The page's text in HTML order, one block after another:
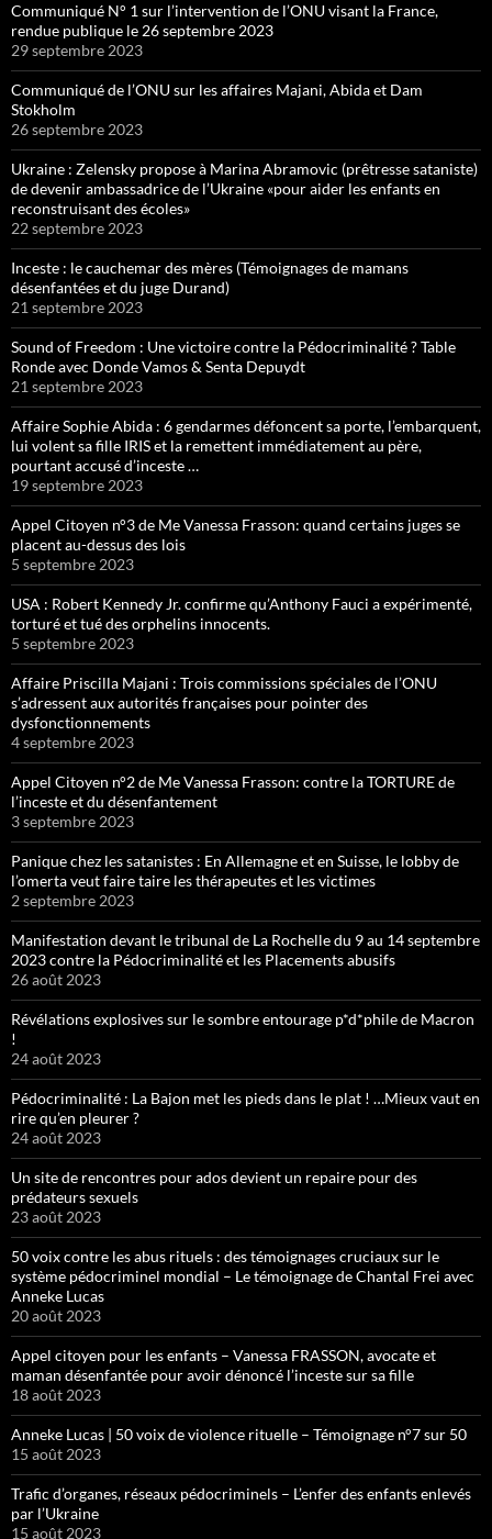
Communiqué N° 1 sur l’intervention de l’ONU visant la France,
rendue publique le 26 septembre 2023
29 septembre 2023
Communiqué de l’ONU sur les affaires Majani, Abida et Dam
Stokholm
26 septembre 2023
Ukraine : Zelensky propose à Marina Abramovic (prêtresse sataniste)
de devenir ambassadrice de l’Ukraine «pour aider les enfants en
reconstruisant des écoles»
22 septembre 2023
Inceste : le cauchemar des mères (Témoignages de mamans
désenfantées et du juge Durand)
21 septembre 2023
Sound of Freedom : Une victoire contre la Pédocriminalité ? Table
Ronde avec Donde Vamos & Senta Depuydt
21 septembre 2023
Affaire Sophie Abida : 6 gendarmes défoncent sa porte, l’embarquent,
lui volent sa fille IRIS et la remettent immédiatement au père,
pourtant accusé d’inceste …
19 septembre 2023
Appel Citoyen n°3 de Me Vanessa Frasson: quand certains juges se
placent au-dessus des lois
5 septembre 2023
USA : Robert Kennedy Jr. confirme qu’Anthony Fauci a expérimenté,
torturé et tué des orphelins innocents.
5 septembre 2023
Affaire Priscilla Majani : Trois commissions spéciales de l’ONU
s’adressent aux autorités françaises pour pointer des
dysfonctionnements
4 septembre 2023
Appel Citoyen n°2 de Me Vanessa Frasson: contre la TORTURE de
l’inceste et du désenfantement
3 septembre 2023
Panique chez les satanistes : En Allemagne et en Suisse, le lobby de
l’omerta veut faire taire les thérapeutes et les victimes
2 septembre 2023
Manifestation devant le tribunal de La Rochelle du 9 au 14 septembre
2023 contre la Pédocriminalité et les Placements abusifs
26 août 2023
Révélations explosives sur le sombre entourage p*d*phile de Macron
!
24 août 2023
Pédocriminalité : La Bajon met les pieds dans le plat ! …Mieux vaut en
rire qu’en pleurer ?
24 août 2023
Un site de rencontres pour ados devient un repaire pour des
prédateurs sexuels
23 août 2023
50 voix contre les abus rituels : des témoignages cruciaux sur le
système pédocriminel mondial – Le témoignage de Chantal Frei avec
Anneke Lucas
20 août 2023
Appel citoyen pour les enfants – Vanessa FRASSON, avocate et
maman désenfantée pour avoir dénoncé l’inceste sur sa fille
18 août 2023
Anneke Lucas | 50 voix de violence rituelle – Témoignage n°7 sur 50
15 août 2023
Trafic d’organes, réseaux pédocriminels – L’enfer des enfants enlevés
par l’Ukraine
15 août 2023